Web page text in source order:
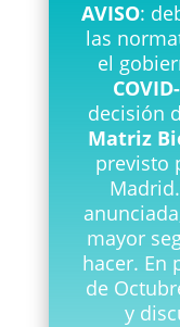
AVISO:
las
el
decisión
Matriz
previsto
mayor
hacer. En
de
y